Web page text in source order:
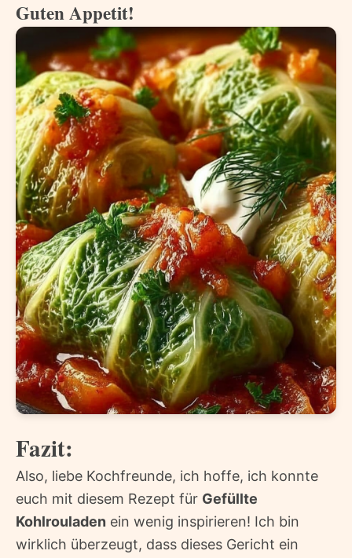
Guten Appetit!
Fazit:
Also, liebe Kochfreunde, ich hoffe, ich konnte
euch mit diesem Rezept für Gefüllte
Kohlrouladen ein wenig inspirieren! Ich bin
wirklich überzeugt, dass dieses Gericht ein